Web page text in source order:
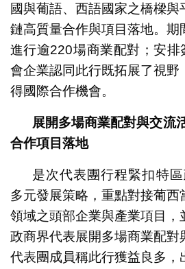
國與葡語、西語國家之橋樑與
鏈高質量合作與項目落地。期
進行逾220場商業配對；安
會企業認同此行既拓展了視野
得國際合作機會。
展開多場商業配對與交流
合作項目落地
是次代表團行程緊扣特區
多元發展策略，重點對接葡西
領域之頭部企業與產業項目，
政商界代表展開多場商業配對
代表團成員稱此行獲益良多，